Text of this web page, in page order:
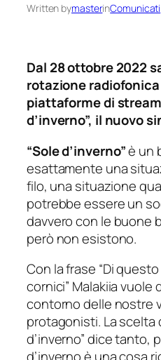
Written bymasterinComunicati
Dal 28 ottobre 2022
rotazione
piattaforme di
d’inverno”, il nuovo
“Sole d’inverno”è un
esattamente una
filo, una situazione
potrebbe essere un
davvero con le buone
però non esistono.
Con la frase “Di
cornici” Malakiia vuole
contorno delle nostre
protagonisti. La scelta
d’inverno” dice tanto,